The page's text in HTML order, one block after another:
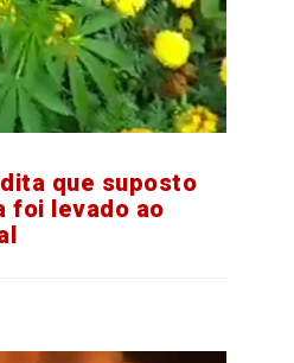
que suposto
foi levado ao